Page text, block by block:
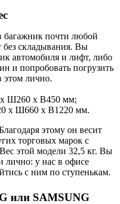
багажник почти любой
складывания. Вы
автомобиля и лифт, либо
и попробовать погрузить
этом лично.
Ш260 х В450 мм;
х Ш660 х В1220 мм.
этому он весит
торговых марок с
этой модели 32,5 кг. Вы
лично: у нас в офисе
с ним по ступенькам.
или SAMSUNG